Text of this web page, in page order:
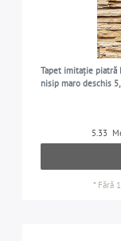
Tapet imitație piatră
nisip maro deschis
5.33
* Fără